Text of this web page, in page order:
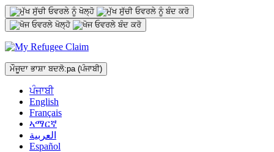
ਕੰਟੈਂਟ/
ਸਮੱਗਰੀ
ਤੇ
ਜਾਓ
ਮੌਜੂਦਾ ਭਾਸ਼ਾ ਬਦਲੋ:pa (ਪੰਜਾਬੀ)
ਪੰਜਾਬੀ
English
Français
ኣማርኛ
العربية
Español